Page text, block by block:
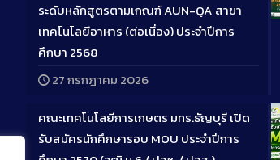
ระดับหลักสูตรตามเกณฑ์ AUN-QA สาขา
เทคโนโลยีอาหาร (ต่อเนื่อง) ประจำปีการ
ศึกษา 2568
27 กรกฎาคม 2026
คณะเทคโนโลยีการเกษตร มทร.ธัญบุรี เปิด
รับสมัครนักศึกษารอบ MOU ประจำปีการ